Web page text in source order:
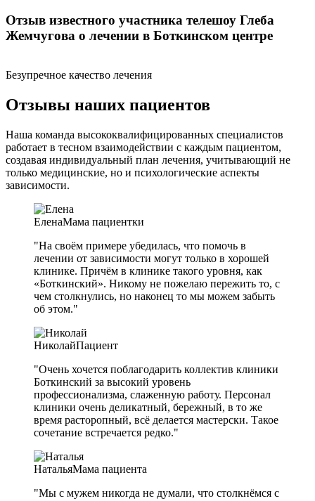
Отзыв известного участника телешоу Глеба
Жемчугова о лечении в Боткинском центре
Безупречное качество лечения
Отзывы наших пациентов
Наша команда высококвалифицированных специалистов
работает в тесном взаимодействии с каждым пациентом,
создавая индивидуальный план лечения, учитывающий не
только медицинские, но и психологические аспекты
зависимости.
ЕленаМама пациентки
"На своём примере убедилась, что помочь в
лечении от зависимости могут только в хорошей
клинике. Причём в клинике такого уровня, как
«Боткинский». Никому не пожелаю пережить то, с
чем столкнулись, но наконец то мы можем забыть
об этом."
НиколайПациент
"Очень хочется поблагодарить коллектив клиники
Боткинский за высокий уровень
профессионализма, слаженную работу. Персонал
клиники очень деликатный, бережный, в то же
время расторопный, всё делается мастерски. Такое
сочетание встречается редко."
НатальяМама пациента
"Мы с мужем никогда не думали, что столкнёмся с